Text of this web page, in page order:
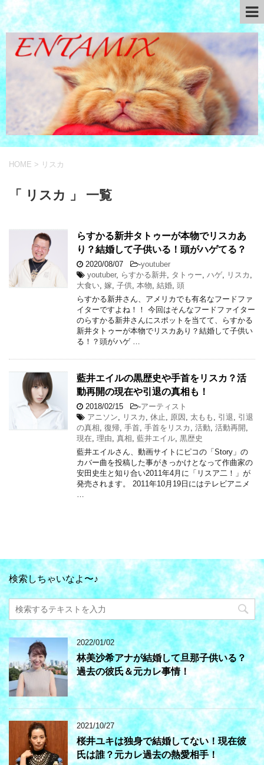
HOME > リスカ
「 リスカ 」 一覧
らすかる新井タトゥーが本物でリスカあ
り？結婚して子供いる！頭がハゲてる？
2020/08/07 -youtuber
youtuber, らすかる新井 タトゥー ハゲ リスカ
大食い 嫁 子供 本物 結婚 頭
らすかる新井さん、アメリカでも有名なフードファ
イターですよね！！ 今回はそんなフードファイター
のらすかる新井さんにスポットを当てて、らすかる
新井タトゥーが本物でリスカあり？結婚して子供い
る！？頭がハゲ …
藍井エイルの黒歴史や手首をリスカ？活
動再開の現在や引退の真相も！
2018/02/15 -アーティスト
アニソン
リスカ 休止 原因 太もも 引退
引退
の真相 復帰 手首 手首をリスカ 活動 活動再開
現在 理由 真相 藍井エイル 黒歴史
藍井エイルさん、動画サイトにピコの「Story」の
カバー曲を投稿した事がきっかけとなって作曲家の
安田史生と知り合い2011年4月に「リスア二！」が
発売されます。 2011年10月19日にはテレビアニメ
検索しちゃいなよ〜♪
2022/01/02
林美沙希アナが結婚して旦那子供いる？
過去の彼氏＆元カレ事情！
2021/10/27
桜井ユキは独身で結婚してない！現在彼
氏は誰？元カレ過去の熱愛相手！